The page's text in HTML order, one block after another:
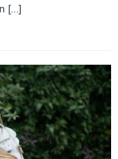
[…]